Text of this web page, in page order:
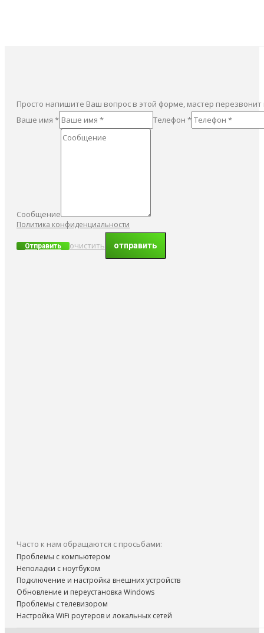
Просто напишите Ваш вопрос в этой форме, мастер
Ваше имя *
Телефон *
Сообщение
Политика конфиденциальности
Отправить очистить
Часто к нам обращаются с просьбами:
Проблемы с компьютером
Неполадки с ноутбуком
Подключение и настройка внешних устройств
Обновление и переустановка Windows
Проблемы с телевизором
Настройка WiFi роутеров и локальных сетей